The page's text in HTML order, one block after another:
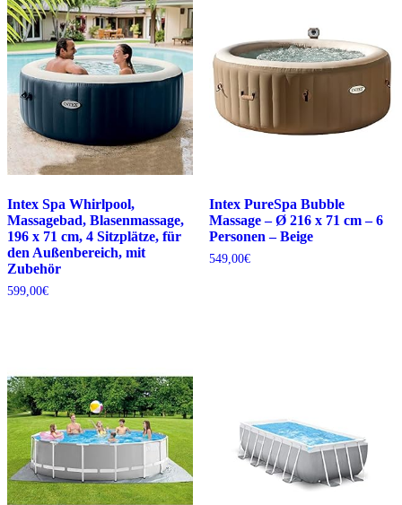
Intex Spa Whirlpool,
Massagebad, Blasenmassage,
196 x 71 cm, 4 Sitzplätze, für
den Außenbereich, mit
Zubehör
599,00€
Intex PureSpa Bubble
Massage – Ø 216 x 71 cm – 6
Personen – Beige
549,00€